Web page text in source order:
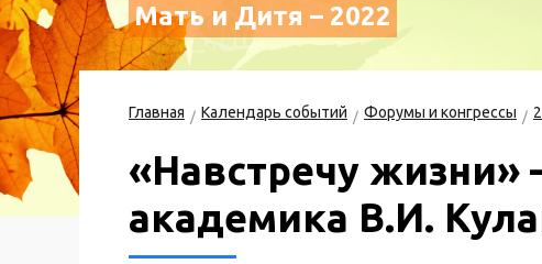
Мать и Дитя – 2022
Главная Календарь событий Форумы и конгрессы
«Навстречу жизни»
академика В.И.